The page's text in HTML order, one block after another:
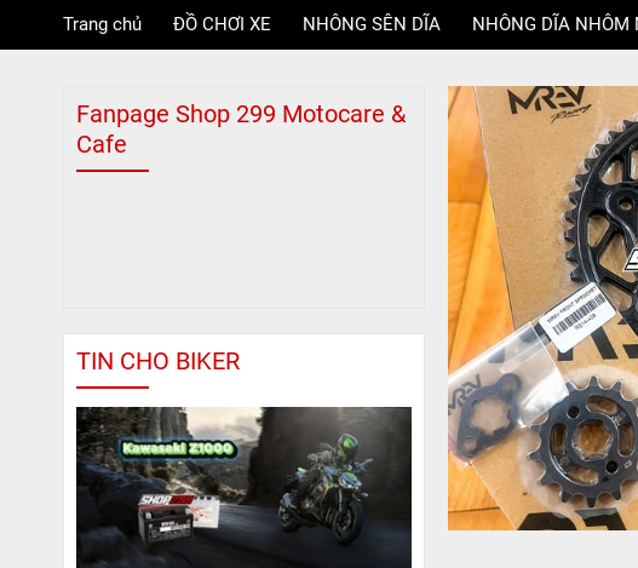
Trang chủ ĐỒ CHƠI XE NHÔNG SÊN DĨA NHÔNG DĨA NHÔM
Fanpage Shop 299 Motocare &
Cafe
TIN CHO BIKER